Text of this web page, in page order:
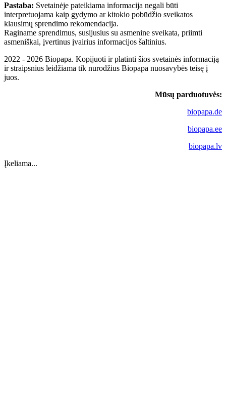
Pastaba: Svetainėje pateikiama informacija negali būti
interpretuojama kaip gydymo ar kitokio pobūdžio sveikatos
klausimų sprendimo rekomendacija.
Raginame sprendimus, susijusius su asmenine sveikata, priimti
asmeniškai, įvertinus įvairius informacijos šaltinius.
2022 - 2026 Biopapa. Kopijuoti ir platinti šios svetainės informaciją
ir straipsnius leidžiama tik nurodžius Biopapa nuosavybės teisę į
juos.
Mūsų parduotuvės:
biopapa.de
biopapa.ee
biopapa.lv
Įkeliama...